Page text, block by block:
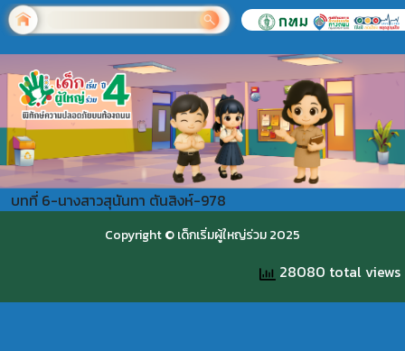
บทที่ 6-นางสาวสุนันทา ตันสิงห์-978
Copyright © เด็กเริ่มผู้ใหญ่ร่วม 2025
28080 total views